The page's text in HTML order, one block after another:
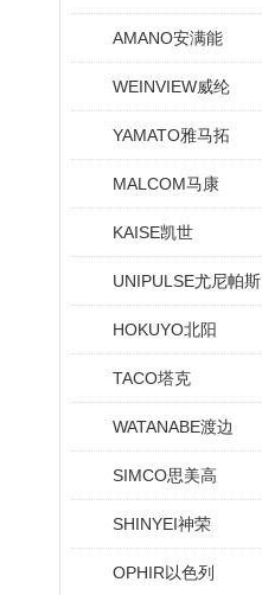
AMANO安满能
WEINVIEW威纶
YAMATO雅马拓
MALCOM马康
KAISE凯世
UNIPULSE尤尼帕斯
HOKUYO北阳
TACO塔克
WATANABE渡边
SIMCO思美高
SHINYEI神荣
OPHIR以色列